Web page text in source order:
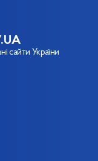
сайти України